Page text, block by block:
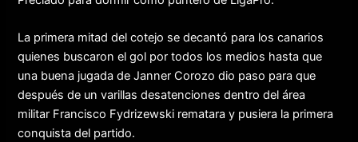
La primera mitad del cotejo se decantó para los canarios
quienes buscaron el gol por todos los medios hasta que
una buena jugada de Janner Corozo dio paso para que
después de un varillas desatenciones dentro del área
militar Francisco Fydrizewski rematara y pusiera la primera
conquista del partido.